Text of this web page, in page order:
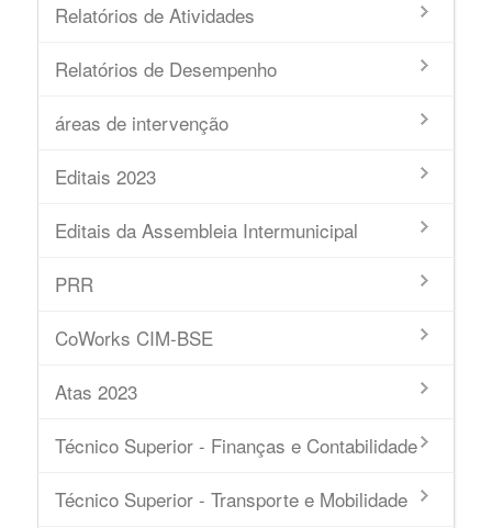
Relatórios de Atividades
Relatórios de Desempenho
áreas de intervenção
Editais 2023
Editais da Assembleia Intermunicipal
PRR
CoWorks CIM-BSE
Atas 2023
Técnico Superior - Finanças e Contabilidade
Técnico Superior - Transporte e Mobilidade